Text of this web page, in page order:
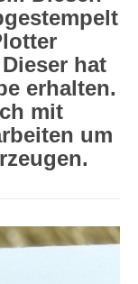
hat
erhalten.
mit
um